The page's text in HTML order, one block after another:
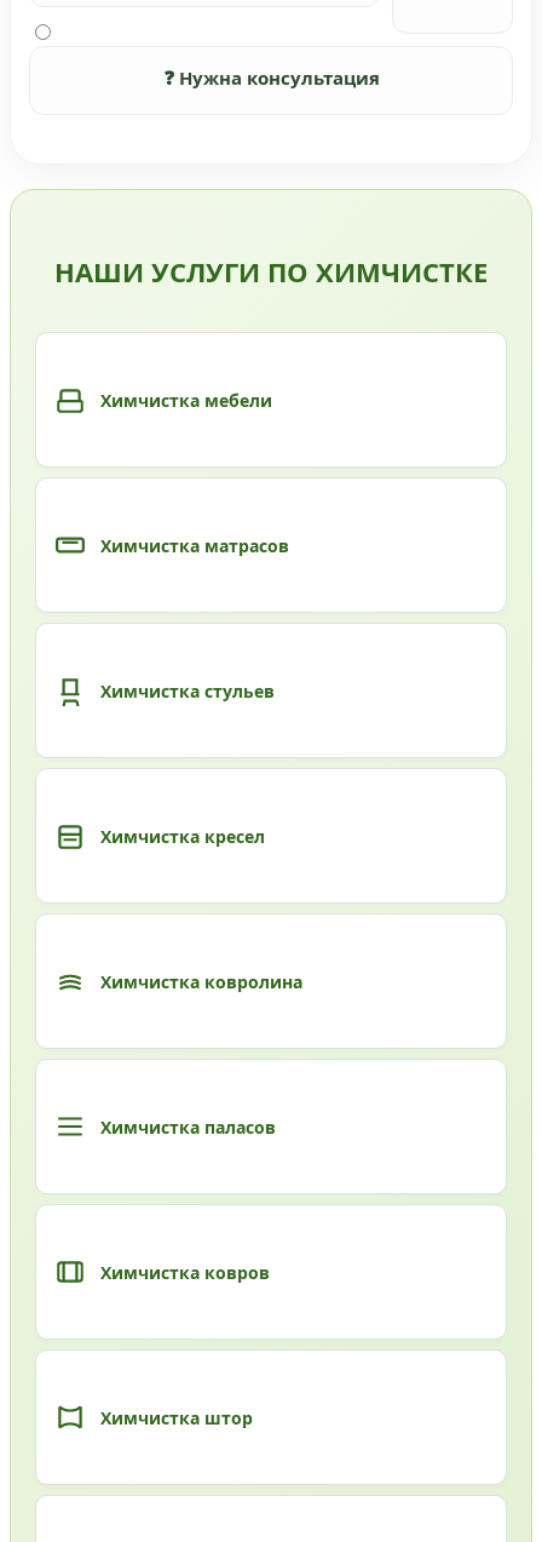
❓ Нужна консультация
НАШИ УСЛУГИ ПО ХИМЧИСТКЕ
Химчистка мебели
Химчистка матрасов
Химчистка стульев
Химчистка кресел
Химчистка ковролина
Химчистка паласов
Химчистка ковров
Химчистка штор